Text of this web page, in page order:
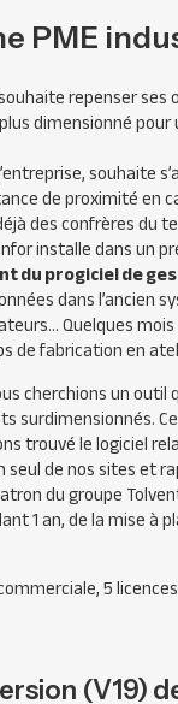
PME
repenser ses
dimensionné
souhaite
de proximité en
des confrères du
installe dans un
du progiciel de
dans l’ancien
Quelques
de fabrication en
cherchions un outil
surdimensionnés.
trouvé le logiciel
de nos sites et
du groupe
1 an, de la mise à
5
(V19)